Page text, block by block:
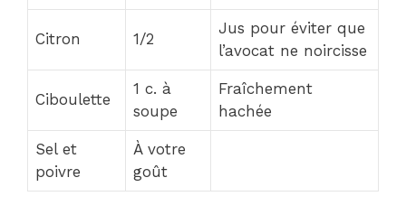
Citron 1/2
Jus pour éviter que
l’avocat ne noircisse
Ciboulette
1 c. à
soupe
Fraîchement
hachée
Sel et
poivre
À votre
goût